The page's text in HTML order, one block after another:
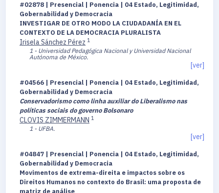
#02878 | Presencial | Ponencia | 04 Estado, Legitimidad,
Gobernabilidad y Democracia
INVESTIGAR DE OTRO MODO LA CIUDADANÍA EN EL
CONTEXTO DE LA DEMOCRACIA PLURALISTA
Irisela Sánchez Pérez 1
1 - Universidad Pedagógica Nacional y Universidad Nacional
Autónoma de México.
[ver]
#04566 | Presencial | Ponencia | 04 Estado, Legitimidad,
Gobernabilidad y Democracia
Conservadorismo como linha auxiliar do Liberalismo nas
políticas sociais do governo Bolsonaro
CLOVIS ZIMMERMANN 1
1 - UFBA.
[ver]
#04847 | Presencial | Ponencia | 04 Estado, Legitimidad,
Gobernabilidad y Democracia
Movimentos de extrema-direita e impactos sobre os
Direitos Humanos no contexto do Brasil: uma proposta de
matriz de análise